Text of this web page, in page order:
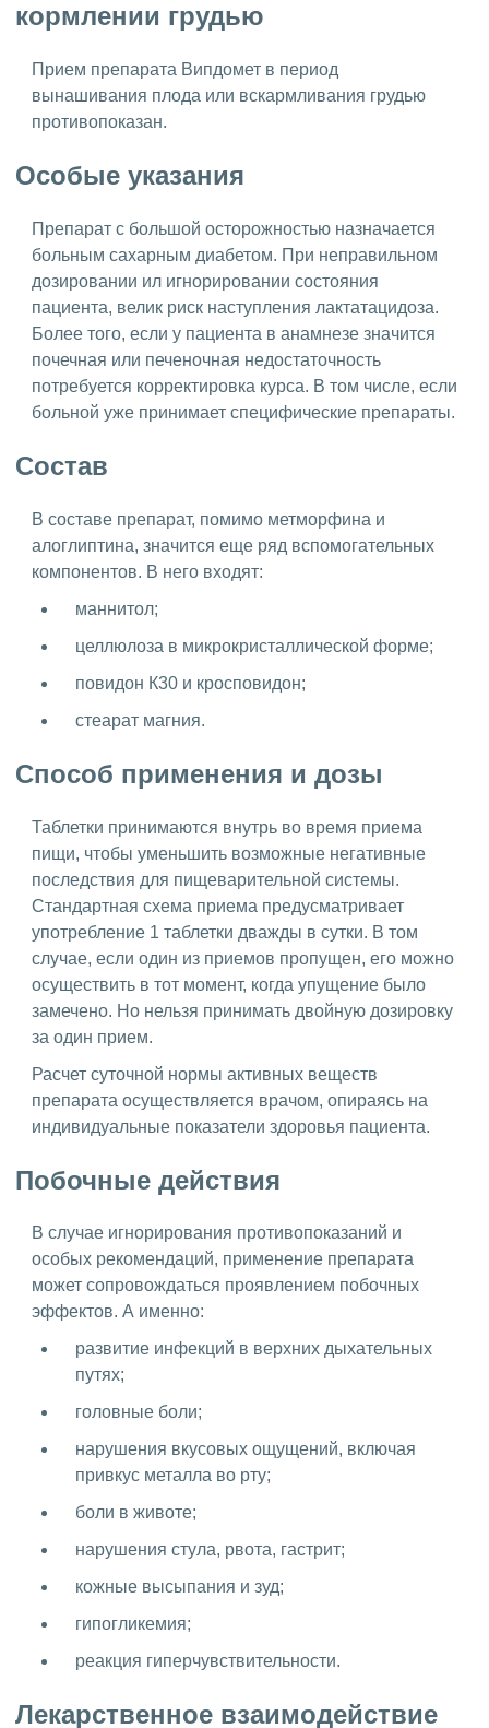
кормлении грудью
Прием препарата Випдомет в период
вынашивания плода или вскармливания грудью
противопоказан.
Особые указания
Препарат с большой осторожностью назначается
больным сахарным диабетом. При неправильном
дозировании ил игнорировании состояния
пациента, велик риск наступления лактатацидоза.
Более того, если у пациента в анамнезе значится
почечная или печеночная недостаточность
потребуется корректировка курса. В том числе, если
больной уже принимает специфические препараты.
Состав
В составе препарат, помимо метморфина и
алоглиптина, значится еще ряд вспомогательных
компонентов. В него входят:
маннитол;
целлюлоза в микрокристаллической форме;
повидон К30 и кросповидон;
стеарат магния.
Способ применения и дозы
Таблетки принимаются внутрь во время приема
пищи, чтобы уменьшить возможные негативные
последствия для пищеварительной системы.
Стандартная схема приема предусматривает
употребление 1 таблетки дважды в сутки. В том
случае, если один из приемов пропущен, его можно
осуществить в тот момент, когда упущение было
замечено. Но нельзя принимать двойную дозировку
за один прием.
Расчет суточной нормы активных веществ
препарата осуществляется врачом, опираясь на
индивидуальные показатели здоровья пациента.
Побочные действия
В случае игнорирования противопоказаний и
особых рекомендаций, применение препарата
может сопровождаться проявлением побочных
эффектов. А именно:
развитие инфекций в верхних дыхательных
путях;
головные боли;
нарушения вкусовых ощущений, включая
привкус металла во рту;
боли в животе;
нарушения стула, рвота, гастрит;
кожные высыпания и зуд;
гипогликемия;
реакция гиперчувствительности.
Лекарственное взаимодействие